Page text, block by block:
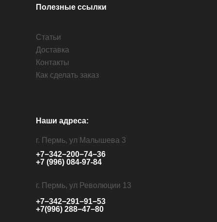
г. Пермь, ул Революции 13
г. Пермь, ул Малышева 3
+7−342−291−91−53
+7(996) 288−47−80
+7−342−200−74−36
+7 (996) 084-97-84
Наши адреса:
Статьи
Доставка
Контакты
Как сделать заказ
Полезные ссылки